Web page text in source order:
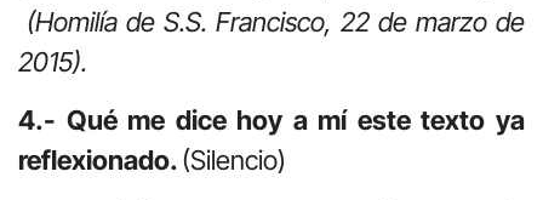
(Homilía de S.S. Francisco, 22 de marzo de
2015).
4.- Qué me dice hoy a mí este texto ya
reflexionado.(Silencio)